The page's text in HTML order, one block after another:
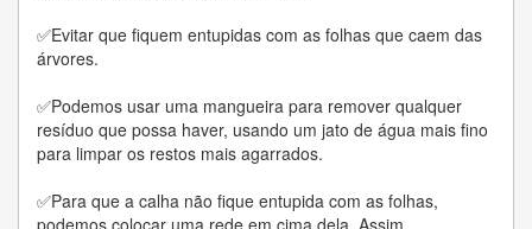
✅Evitar que fiquem entupidas com as folhas que caem das
árvores.
✅Podemos usar uma mangueira para remover qualquer
resíduo que possa haver, usando um jato de água mais fino
para limpar os restos mais agarrados.
✅Para que a calha não fique entupida com as folhas,
podemos colocar uma rede em cima dela. Assim,